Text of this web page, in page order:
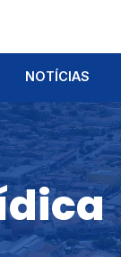
NOTÍCIAS